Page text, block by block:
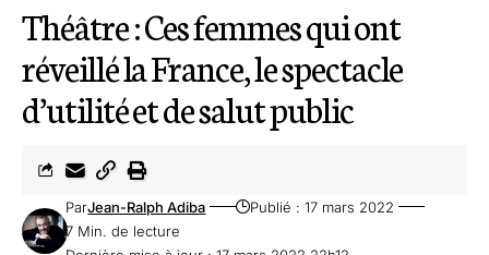
Théâtre : Ces femmes qui ont
réveillé la France, le spectacle
d’utilité et de salut public
ParJean-Ralph Adiba
Publié : 17 mars 2022
7 Min. de lecture